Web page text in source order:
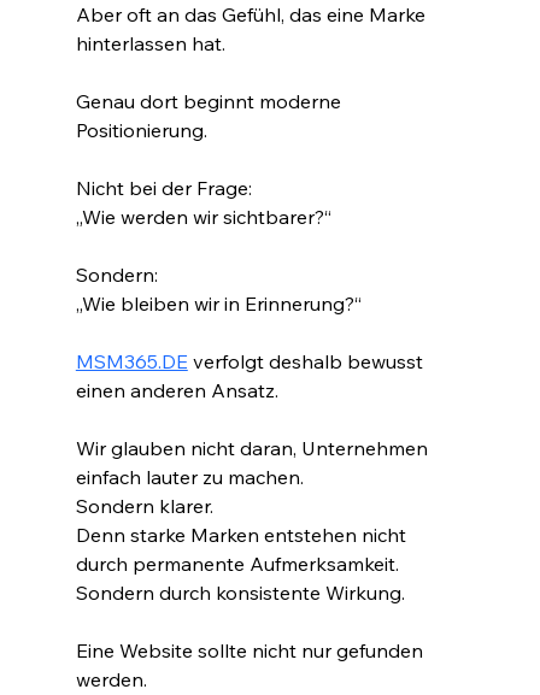
Aber oft an das Gefühl, das eine Marke
hinterlassen hat.
Genau dort beginnt moderne
Positionierung.
Nicht bei der Frage:
„Wie werden wir sichtbarer?“
Sondern:
„Wie bleiben wir in Erinnerung?“
MSM365.DE verfolgt deshalb bewusst
einen anderen Ansatz.
Wir glauben nicht daran, Unternehmen
einfach lauter zu machen.
Sondern klarer.
Denn starke Marken entstehen nicht
durch permanente Aufmerksamkeit.
Sondern durch konsistente Wirkung.
Eine Website sollte nicht nur gefunden
werden.